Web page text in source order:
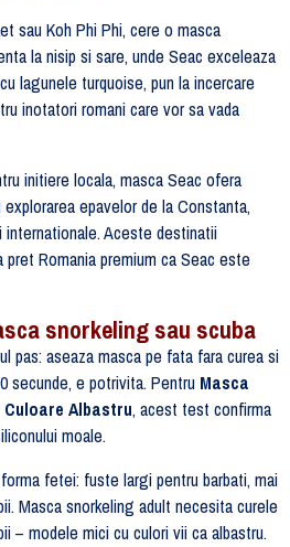
sau Koh Phi Phi, cere o masca
la nisip si sare, unde Seac exceleaza
lagunele turquoise, pun la incercare
inotatori romani care vor sa vada
initiere locala, masca Seac ofera
epavelor de la Constanta,
Aceste destinatii
Romania premium ca Seac este
snorkeling sau scuba
pas: aseaza masca pe fata fara curea si
secunde, e potrivita. Pentru Masca
Albastru, acest test confirma
moale.
fetei: fuste largi pentru barbati, mai
Masca snorkeling adult necesita curele
– modele mici cu culori vii ca albastru.